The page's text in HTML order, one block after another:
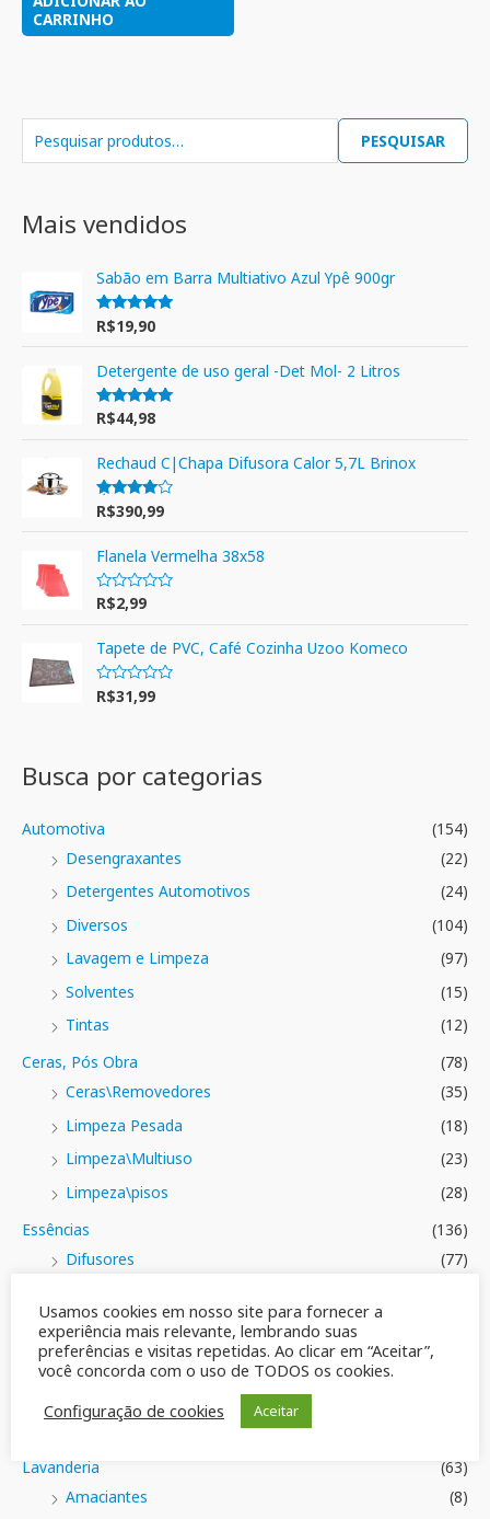
PESQUISAR
Mais vendidos
Sabão em Barra Multiativo Azul Ypê 900gr
Avaliação
5.00
de 5
R$19,90
Detergente de uso geral -Det Mol- 2 Litros
Avaliação
de 5
R$44,98
Rechaud C|Chapa Difusora Calor 5,7L Brinox
Avaliação
4.00
de 5
R$390,99
Flanela Vermelha 38x58
A
l
i
a
ã
5
R$2,99
Tapete de PVC, Café Cozinha Uzoo Komeco
A
ç
ã
d
5
R$31,99
Busca por categorias
Automotiva
(154)
Desengraxantes
(22)
Detergentes Automotivos
(24)
Diversos
(104)
Lavagem e Limpeza
(97)
Solventes
(15)
Tintas
(12)
Ceras, Pós Obra
(78)
Ceras\Removedores
(35)
Limpeza Pesada
(18)
Limpeza\Multiuso
(23)
Limpeza\pisos
(28)
Essências
(136)
Difusores
(77)
Frascos
Tampas e Válvulas
Lavanderia
(63)
Amaciantes
(8)
CARRINHO
Usamos cookies em nosso site para fornecer a
experiência mais relevante, lembrando suas
preferências e visitas repetidas. Ao clicar em “Aceitar”,
você concorda com o uso de TODOS os cookies.
Configuração de cookies
Aceitar